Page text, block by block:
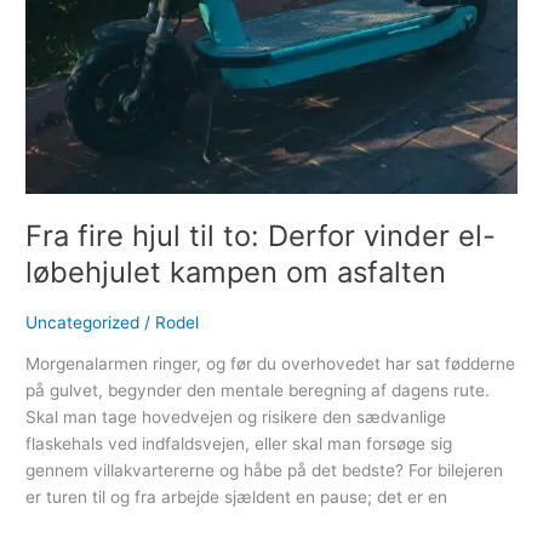
Fra fire hjul til to: Derfor vinder el-
løbehjulet kampen om asfalten
Uncategorized / Rodel
Morgenalarmen ringer, og før du overhovedet har sat fødderne
på gulvet, begynder den mentale beregning af dagens rute.
Skal man tage hovedvejen og risikere den sædvanlige
flaskehals ved indfaldsvejen, eller skal man forsøge sig
gennem villakvartererne og håbe på det bedste? For bilejeren
er turen til og fra arbejde sjældent en pause; det er en